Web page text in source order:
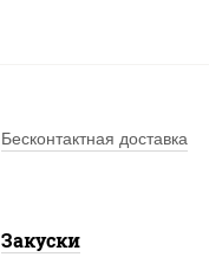
Бесконтактная доставка
Закуски